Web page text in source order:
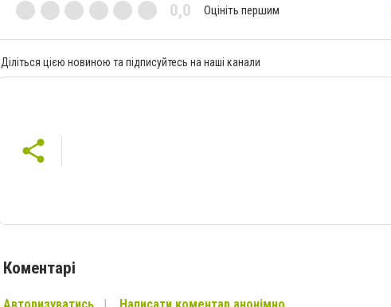
0,0 Оцініть першим
Діліться цією новиною та підписуйтесь на наші канали
Коментарі